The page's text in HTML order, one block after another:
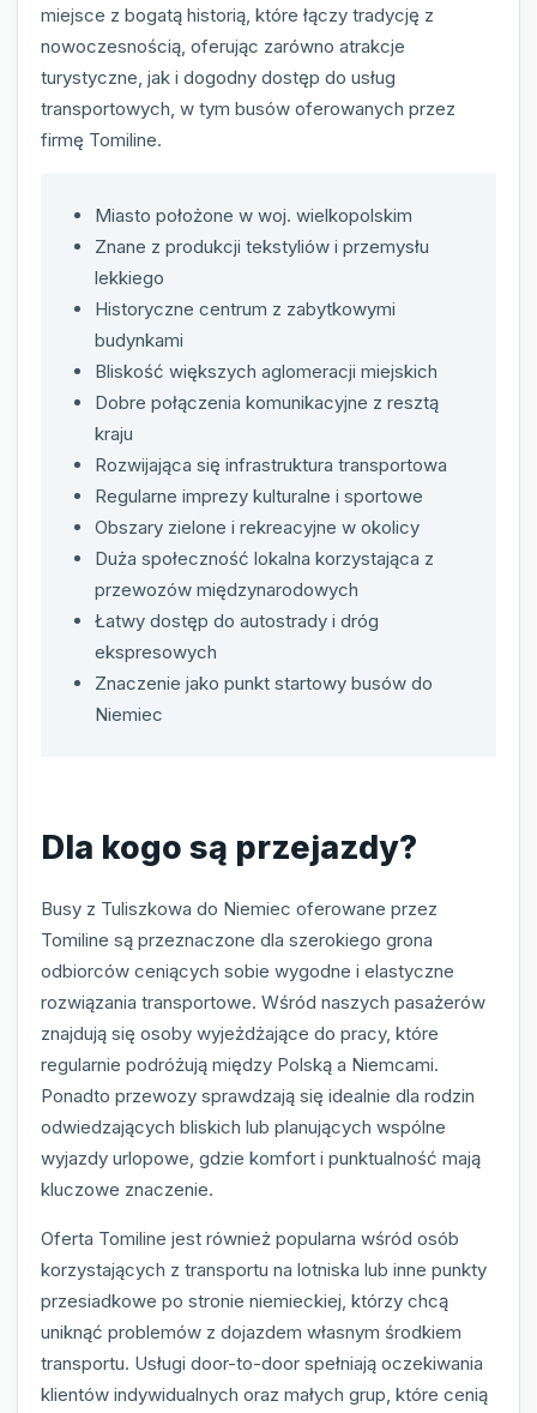
miejsce z bogatą historią, które łączy tradycję z
nowoczesnością, oferując zarówno atrakcje
turystyczne, jak i dogodny dostęp do usług
transportowych, w tym busów oferowanych przez
firmę Tomiline.
Miasto położone w woj. wielkopolskim
Znane z produkcji tekstyliów i przemysłu
lekkiego
Historyczne centrum z zabytkowymi
budynkami
Bliskość większych aglomeracji miejskich
Dobre połączenia komunikacyjne z resztą
kraju
Rozwijająca się infrastruktura transportowa
Regularne imprezy kulturalne i sportowe
Obszary zielone i rekreacyjne w okolicy
Duża społeczność lokalna korzystająca z
przewozów międzynarodowych
Łatwy dostęp do autostrady i dróg
ekspresowych
Znaczenie jako punkt startowy busów do
Niemiec
Dla kogo są przejazdy?
Busy z Tuliszkowa do Niemiec oferowane przez
Tomiline są przeznaczone dla szerokiego grona
odbiorców ceniących sobie wygodne i elastyczne
rozwiązania transportowe. Wśród naszych pasażerów
znajdują się osoby wyjeżdżające do pracy, które
regularnie podróżują między Polską a Niemcami.
Ponadto przewozy sprawdzają się idealnie dla rodzin
odwiedzających bliskich lub planujących wspólne
wyjazdy urlopowe, gdzie komfort i punktualność mają
kluczowe znaczenie.
Oferta Tomiline jest również popularna wśród osób
korzystających z transportu na lotniska lub inne punkty
przesiadkowe po stronie niemieckiej, którzy chcą
uniknąć problemów z dojazdem własnym środkiem
transportu. Usługi door-to-door spełniają oczekiwania
klientów indywidualnych oraz małych grup, które cenią